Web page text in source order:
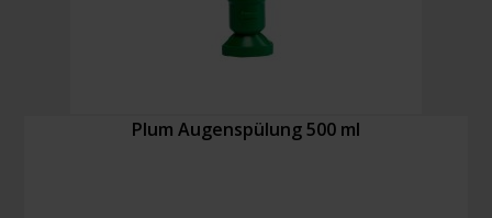
Plum Augenspülung 500 ml